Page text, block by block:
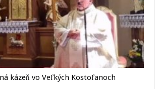
kázeň vo Veľkých Kostoľanoch